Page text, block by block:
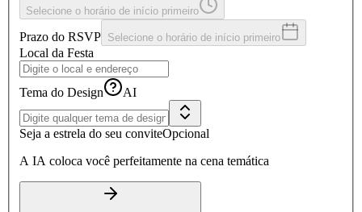
Selecione o horário de início primeiro
Prazo do RSVP Selecione o horário de início primeiro
Local da Festa
Tema do Design AI
Seja a estrela do seu conviteOpcional
A IA coloca você perfeitamente na cena temática